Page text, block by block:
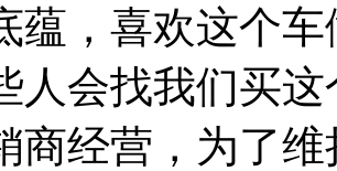
蕴，喜欢这个
人会找我们买
商经营，为了